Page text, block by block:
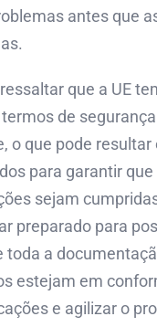
antes que
que a UE
de
o que pode
para garantir
sejam
preparado para
toda a
estejam em
e agilizar o